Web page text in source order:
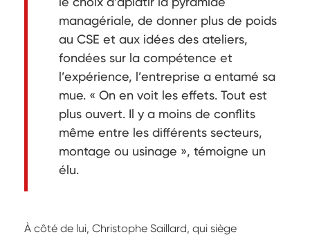
managériale, de donner plus de poids
au CSE et aux idées des ateliers,
fondées sur la compétence et
l’expérience, l’entreprise a entamé sa
mue. « On en voit les effets. Tout est
plus ouvert. Il y a moins de conflits
même entre les différents secteurs,
montage ou usinage », témoigne un
élu.
À côté de lui, Christophe Saillard, qui siège